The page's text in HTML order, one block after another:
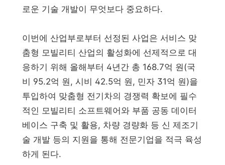
로운 기술 개발이 무엇보다 중요하다.
이번에 산업부로부터 선정된 사업은 서비스 맞
춤형 모빌리티 산업의 활성화에 선제적으로 대
응하기 위해 올해부터 4년간 총 168.7억 원(국
비 95.2억 원, 시비 42.5억 원, 민자 31억 원)을
투입하여 맞춤형 전기차의 경쟁력 확보에 필수
적인 모빌리티 소프트웨어와 부품 공동 데이터
베이스 구축 및 활용, 차량 경량화 등 신 제조기
술 개발 등의 지원을 통해 전문기업을 적극 육성
하게 된다.